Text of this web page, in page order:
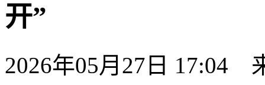
开”
2026年05月27日 17:04